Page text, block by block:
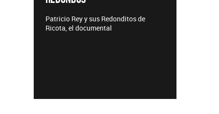
Lanzamientos CMTV